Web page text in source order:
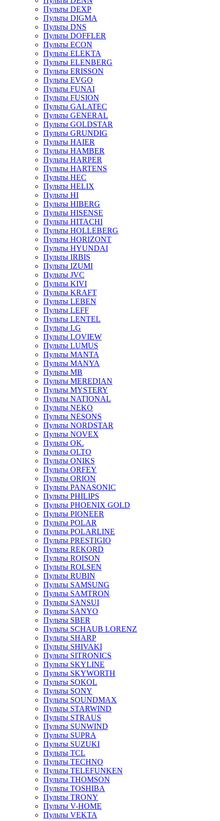
Пульты DEXP
Пульты DIGMA
Пульты DNS
Пульты DOFFLER
Пульты ECON
Пульты ELEKTA
Пульты ELENBERG
Пульты ERISSON
Пульты EVGO
Пульты FUNAI
Пульты FUSION
Пульты GALATEC
Пульты GENERAL
Пульты GOLDSTAR
Пульты GRUNDIG
Пульты HAIER
Пульты HAMBER
Пульты HARPER
Пульты HARTENS
Пульты HEC
Пульты HELIX
Пульты HI
Пульты HIBERG
Пульты HISENSE
Пульты HITACHI
Пульты HOLLEBERG
Пульты HORIZONT
Пульты HYUNDAI
Пульты IRBIS
Пульты IZUMI
Пульты JVC
Пульты KIVI
Пульты KRAFT
Пульты LEBEN
Пульты LEFF
Пульты LENTEL
Пульты LG
Пульты LOVIEW
Пульты LUMUS
Пульты MANTA
Пульты MANYA
Пульты MB
Пульты MEREDIAN
Пульты MYSTERY
Пульты NATIONAL
Пульты NEKO
Пульты NESONS
Пульты NORDSTAR
Пульты NOVEX
Пульты OK.
Пульты OLTO
Пульты ONIKS
Пульты ORFEY
Пульты ORION
Пульты PANASONIC
Пульты PHILIPS
Пульты PHOENIX GOLD
Пульты PIONEER
Пульты POLAR
Пульты POLARLINE
Пульты PRESTIGIO
Пульты REKORD
Пульты ROISON
Пульты ROLSEN
Пульты RUBIN
Пульты SAMSUNG
Пульты SAMTRON
Пульты SANSUI
Пульты SANYO
Пульты SBER
Пульты SCHAUB LORENZ
Пульты SHARP
Пульты SHIVAKI
Пульты SITRONICS
Пульты SKYLINE
Пульты SKYWORTH
Пульты SOKOL
Пульты SONY
Пульты SOUNDMAX
Пульты STARWIND
Пульты STRAUS
Пульты SUNWIND
Пульты SUPRA
Пульты SUZUKI
Пульты TCL
Пульты TECHNO
Пульты TELEFUNKEN
Пульты THOMSON
Пульты TOSHIBA
Пульты TRONY
Пульты V-HOME
Пульты VEKTA